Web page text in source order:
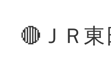
🔴ＪＲ